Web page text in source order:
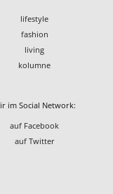
lifestyle
fashion
living
kolumne
im Social Network:
auf Facebook
auf Twitter